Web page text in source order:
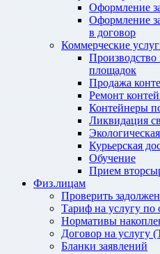
Оформление
Оформление
в договор
Коммерческие
площадок
Продажа
Ремонт
Контейнеры
Ликвидация
Курьерская
Обучение
Прием
Физ.лицам
Проверить
Тариф на услугу
Нормативы
Договор на услугу
Бланки заявлений